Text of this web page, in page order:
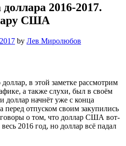
2016-2017.
США
by Лев Миролюбов
в этой заметке рассмотрим
а также слухи, был в своём
доллар начнёт уже с конца
перед отпуском своим закупились
о том, что доллар США вот-
2016 год, но доллар всё падал